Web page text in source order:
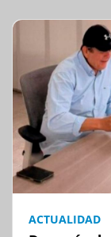
ACTUALIDAD